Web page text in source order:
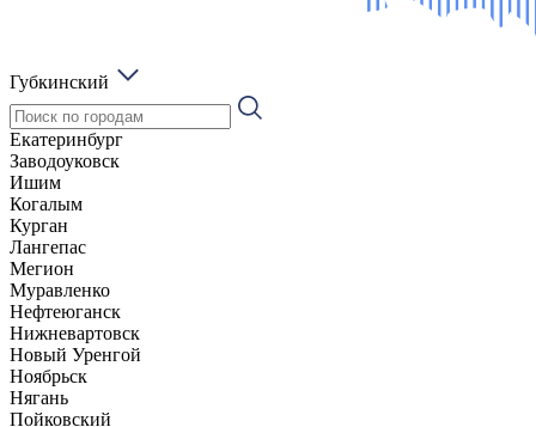
Губкинский
Екатеринбург
Заводоуковск
Ишим
Когалым
Курган
Лангепас
Мегион
Муравленко
Нефтеюганск
Нижневартовск
Новый Уренгой
Ноябрьск
Нягань
Пойковский